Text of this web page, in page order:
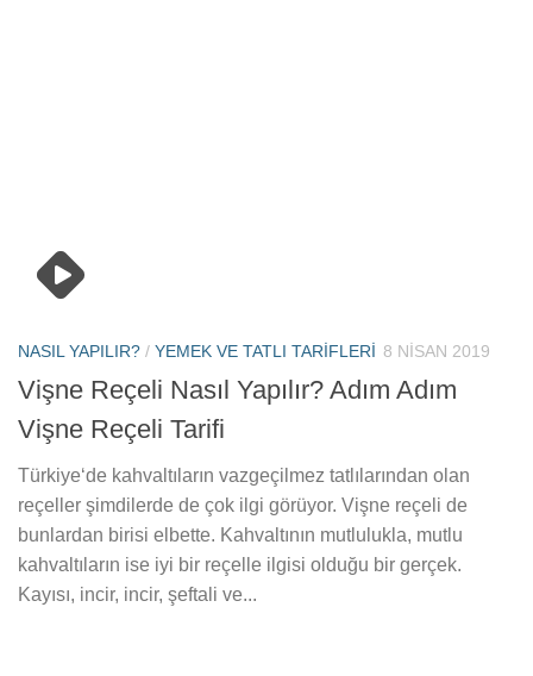
NASIL YAPILIR? / YEMEK VE TATLI TARIFLERI 8 NISAN 2019
Vişne Reçeli Nasıl Yapılır? Adım Adım
Vişne Reçeli Tarifi
Türkiye‘de kahvaltıların vazgeçilmez tatlılarından olan
reçeller şimdilerde de çok ilgi görüyor. Vişne reçeli de
bunlardan birisi elbette. Kahvaltının mutlulukla, mutlu
kahvaltıların ise iyi bir reçelle ilgisi olduğu bir gerçek.
Kayısı, incir, incir, şeftali ve...